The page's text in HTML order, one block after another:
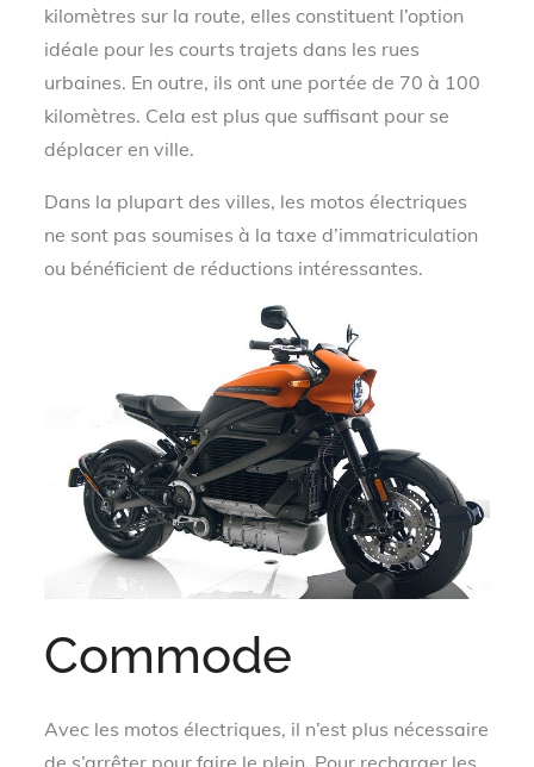
kilomètres sur la route, elles constituent l’option
idéale pour les courts trajets dans les rues
urbaines. En outre, ils ont une portée de 70 à 100
kilomètres. Cela est plus que suffisant pour se
déplacer en ville.
Dans la plupart des villes, les motos électriques
ne sont pas soumises à la taxe d’immatriculation
ou bénéficient de réductions intéressantes.
Commode
Avec les motos électriques, il n’est plus nécessaire